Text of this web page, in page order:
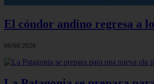
El cóndor andino regresa a
06/08/2026